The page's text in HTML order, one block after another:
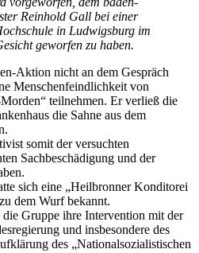
Reinhold Gall bei einer
in Ludwigsburg im
geworfen zu haben.
Aktion nicht an dem Gespräch
Menschenfeindlichkeit von
teilnehmen. Er verließ die
die Sahne aus dem
somit der versuchten
Sachbeschädigung und der
sich eine „Heilbronner Konditorei
dem Wurf bekannt.
Gruppe ihre Intervention mit der
und insbesondere des
des „Nationalsozialistischen